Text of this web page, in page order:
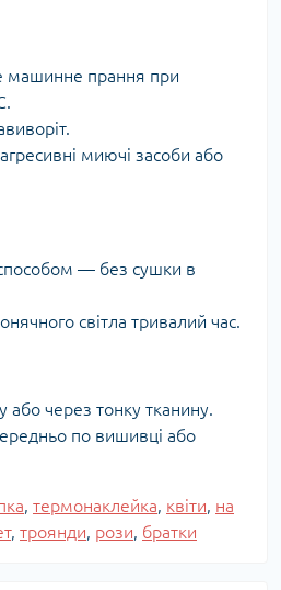
машинне прання при
миючі засоби або
— без сушки в
світла тривалий час.
або через тонку тканину.
по вишивці або
, термонаклейка, квіти, на
, троянди, рози, братки